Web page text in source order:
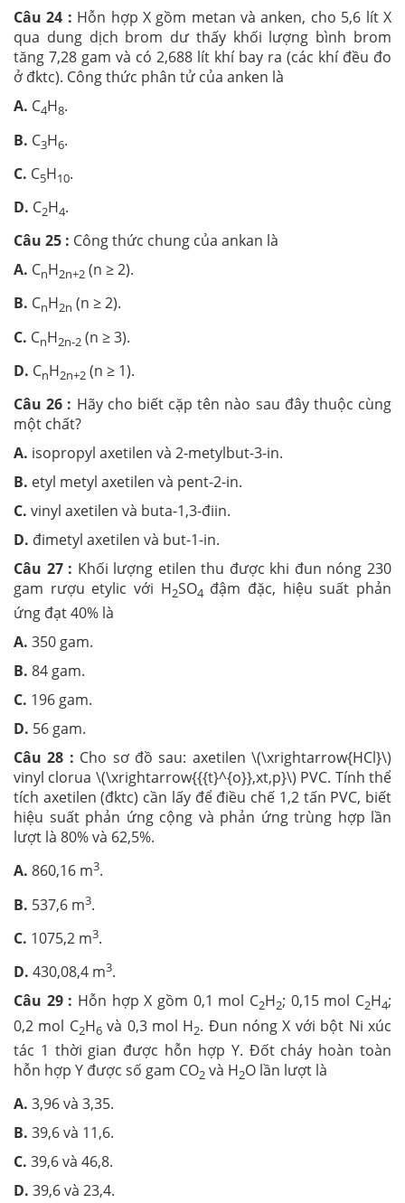
Câu 24 : Hỗn hợp X gồm metan và anken, cho 5,6 lít X
qua dung dịch brom dư thấy khối lượng bình brom
tăng 7,28 gam và có 2,688 lít khí bay ra (các khí đều đo
ở đktc). Công thức phân tử của anken là
A. C4H8.
B. C3H6.
C. C5H10.
D. C2H4.
Câu 25 : Công thức chung của ankan là
A. CnH2n+2 (n ≥ 2).
B. CnH2n (n ≥ 2).
C. CnH2n-2 (n ≥ 3).
D. CnH2n+2 (n ≥ 1).
Câu 26 : Hãy cho biết cặp tên nào sau đây thuộc cùng
một chất?
A. isopropyl axetilen và 2-metylbut-3-in.
B. etyl metyl axetilen và pent-2-in.
C. vinyl axetilen và buta-1,3-điin.
D. đimetyl axetilen và but-1-in.
Câu 27 : Khối lượng etilen thu được khi đun nóng 230
gam rượu etylic với H2SO4 đậm đặc, hiệu suất phản
ứng đạt 40% là
A. 350 gam.
B. 84 gam.
C. 196 gam.
D. 56 gam.
Câu 28 : Cho sơ đồ sau: axetilen \(\xrightarrow{HCl}\)
vinyl clorua \(\xrightarrow{{{t}^{o}},xt,p}\) PVC. Tính thể
tích axetilen (đktc) cần lấy để điều chế 1,2 tấn PVC, biết
hiệu suất phản ứng cộng và phản ứng trùng hợp lần
lượt là 80% và 62,5%.
A. 860,16 m3.
B. 537,6 m3.
C. 1075,2 m3.
D. 430,08,4 m3.
Câu 29 : Hỗn hợp X gồm 0,1 mol C2H2; 0,15 mol C2H4;
0,2 mol C2H6và 0,3 mol H2. Đun nóng X với bột Ni xúc
tác 1 thời gian được hỗn hợp Y. Đốt cháy hoàn toàn
hỗn hợp Y được số gam CO2 và H2O lần lượt là
A. 3,96 và 3,35.
B. 39,6 và 11,6.
C. 39,6 và 46,8.
D. 39,6 và 23,4.